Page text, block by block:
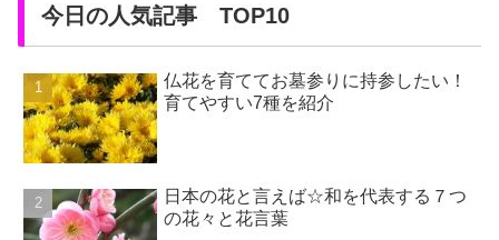
今日の人気記事 TOP10
仏花を育ててお墓参りに持参したい！
育てやすい7種を紹介
日本の花と言えば☆和を代表する７つ
の花々と花言葉